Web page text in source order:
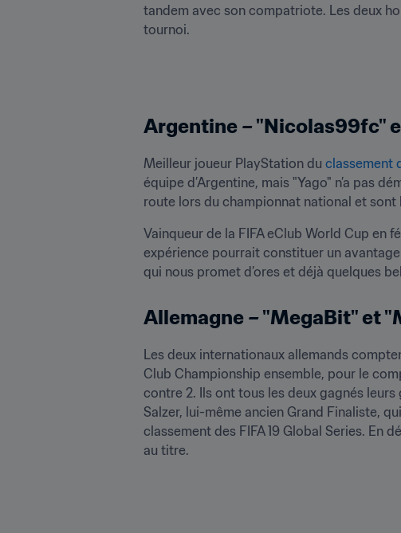
tandem avec son compatriote. Les deux
tournoi.
Argentine – "Nicolas99fc"
Meilleur joueur PlayStation du classement
équipe d’Argentine, mais "Yago" n’a pas
route lors du championnat national et
Vainqueur de la FIFA eClub World Cup en
expérience pourrait constituer un
qui nous promet d’ores et déjà quelques
Allemagne – "MegaBit" et
Les deux internationaux allemands
Club Championship ensemble, pour le
contre 2. Ils ont tous les deux gagnés
Salzer, lui-même ancien Grand Finaliste,
classement des FIFA 19 Global Series. En
au titre.